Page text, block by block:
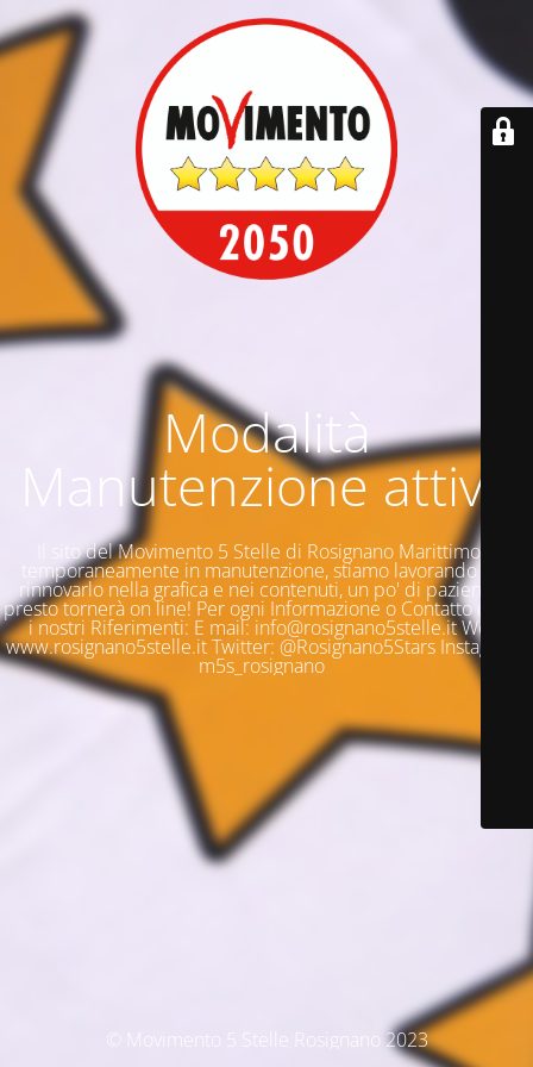
Modalità
Manutenzione attiva
Il sito del Movimento 5 Stelle di Rosignano Marittimo è
temporaneamente in manutenzione, stiamo lavorando per
rinnovarlo nella grafica e nei contenuti, un po' di pazienza e
presto tornerà on line! Per ogni Informazione o Contatto questi
i nostri Riferimenti: E mail: info@rosignano5stelle.it Web:
www.rosignano5stelle.it Twitter: @Rosignano5Stars Instagram:
m5s_rosignano
© Movimento 5 Stelle Rosignano 2023